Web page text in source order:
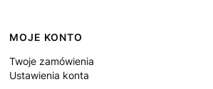
MOJE KONTO
Twoje zamówienia
Ustawienia konta